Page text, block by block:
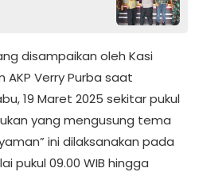
disampaikan oleh Kasi
AKP Verry Purba saat
19 Maret 2025 sekitar pukul
yang mengusung tema
ini dilaksanakan pada
pukul 09.00 WIB hingga